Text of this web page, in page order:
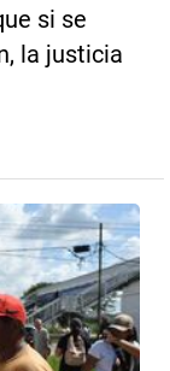
si se
la justicia